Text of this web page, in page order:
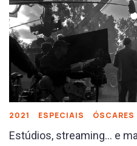
2021 ESPECIAIS ÓSCARES
Estúdios, streaming… e